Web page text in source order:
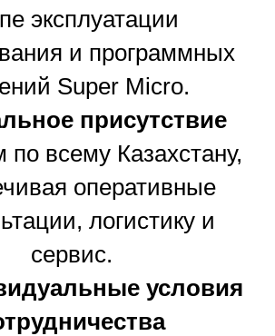
эксплуатации
и программных
Super Micro.
присутствие
по всему Казахстану,
оперативные
логистику и
сервис.
условия